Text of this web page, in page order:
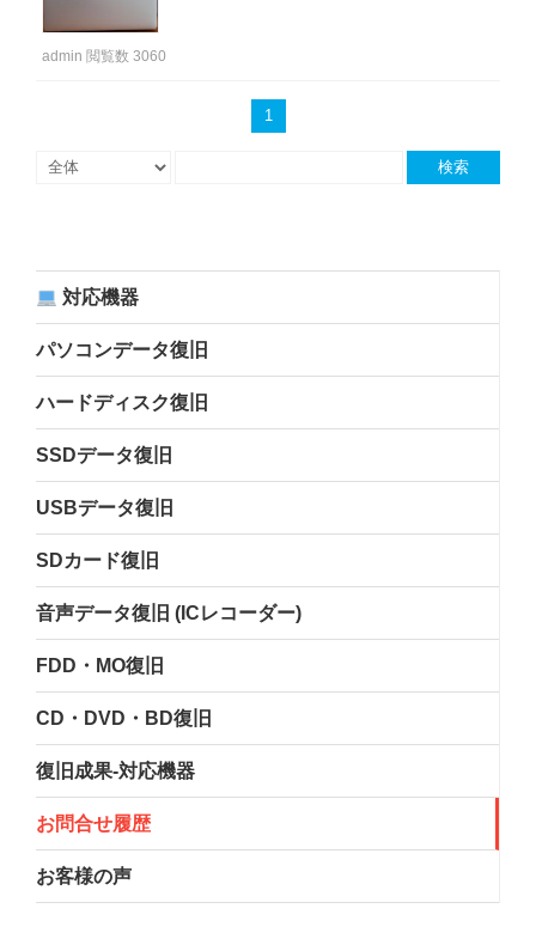
admin 閲覧数 3060
1
検索
対応機器
パソコンデータ復旧
ハードディスク復旧
SSDデータ復旧
USBデータ復旧
SDカード復旧
音声データ復旧 (ICレコーダー)
FDD・MO復旧
CD・DVD・BD復旧
復旧成果-対応機器
お問合せ履歴
お客様の声